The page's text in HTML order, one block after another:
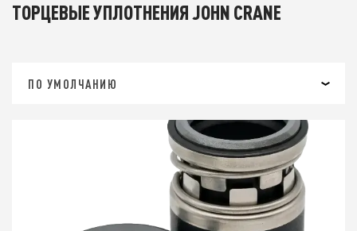
ТОРЦЕВЫЕ УПЛОТНЕНИЯ JOHN CRANE
ПО УМОЛЧАНИЮ